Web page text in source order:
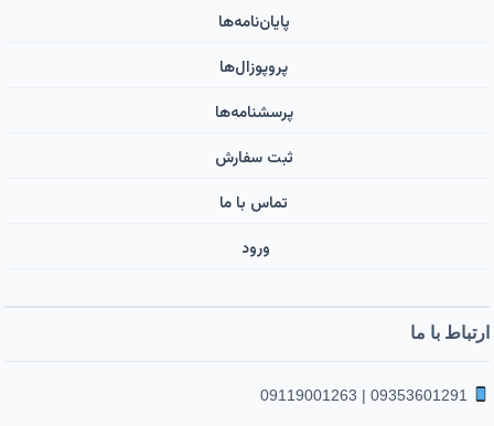
پایان‌نامه‌ها
پروپوزال‌ها
پرسشنامه‌ها
ثبت سفارش
تماس با ما
ورود ‌
ارتباط با ما